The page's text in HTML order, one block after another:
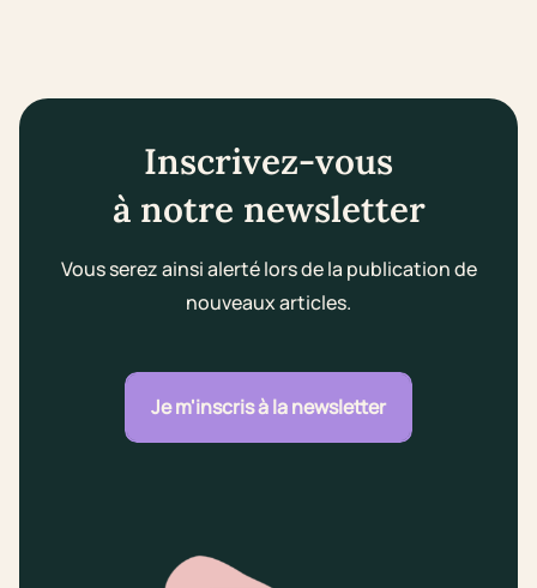
Inscrivez-vous
à notre newsletter
Vous serez ainsi alerté lors de la publication de
nouveaux articles.
Je m'inscris à la newsletter